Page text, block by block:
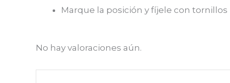
Marque la posición y fíjele con tornillos
No hay valoraciones aún.